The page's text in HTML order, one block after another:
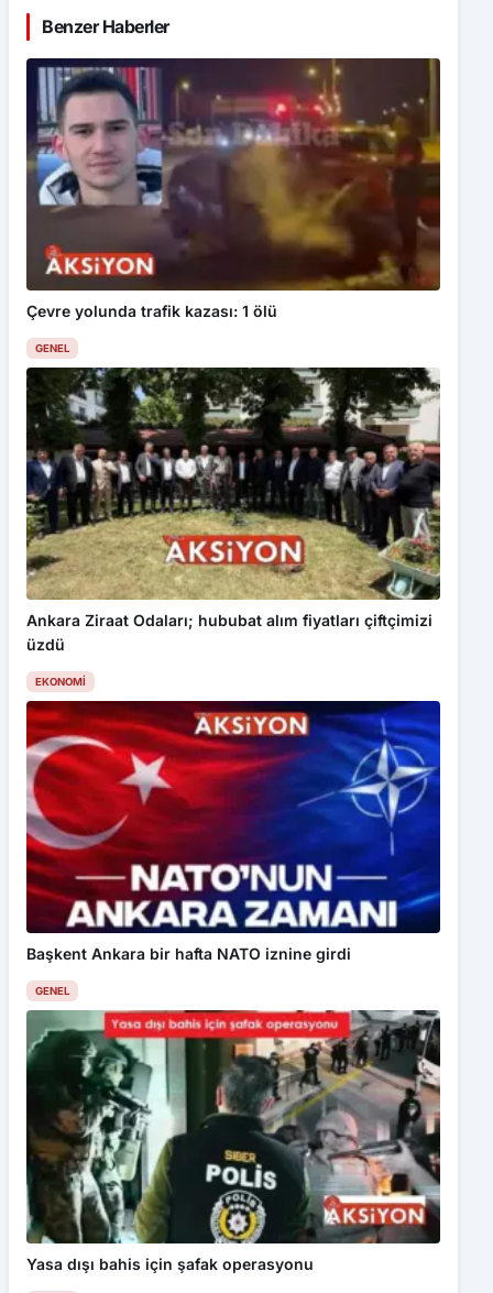
Benzer Haberler
Çevre yolunda trafik kazası: 1 ölü
GENEL
Ankara Ziraat Odaları; hububat alım fiyatları çiftçimizi
üzdü
EKONOMI
Başkent Ankara bir hafta NATO iznine girdi
GENEL
Yasa dışı bahis için şafak operasyonu